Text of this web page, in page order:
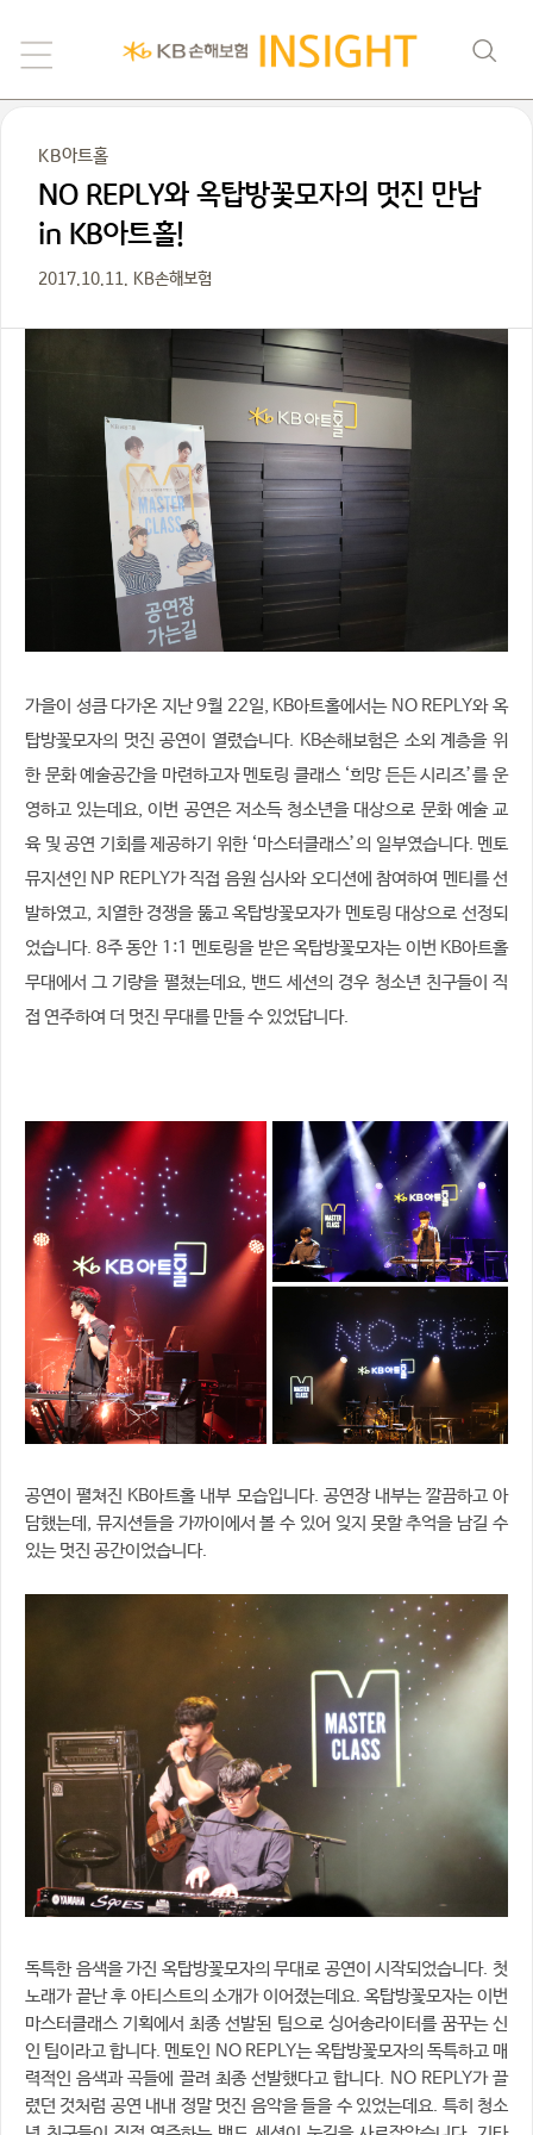
KB아트홀
NO REPLY와 옥탑방꽃모자의 멋진 만남
in KB아트홀!
2017.10.11. KB손해보험
가을이 성큼 다가온 지난 9월 22일, KB아트홀에서는 NO REPLY와 옥
탑방꽃모자의 멋진 공연이 열렸습니다. KB손해보험은 소외 계층을 위
한 문화 예술공간을 마련하고자 멘토링 클래스 ‘희망 든든 시리즈’를 운
영하고 있는데요, 이번 공연은 저소득 청소년을 대상으로 문화 예술 교
육 및 공연 기회를 제공하기 위한 ‘마스터클래스’의 일부였습니다. 멘토
뮤지션인 NP REPLY가 직접 음원 심사와 오디션에 참여하여 멘티를 선
발하였고, 치열한 경쟁을 뚫고 옥탑방꽃모자가 멘토링 대상으로 선정되
었습니다. 8주 동안 1:1 멘토링을 받은 옥탑방꽃모자는 이번 KB아트홀
무대에서 그 기량을 펼쳤는데요, 밴드 세션의 경우 청소년 친구들이 직
접 연주하여 더 멋진 무대를 만들 수 있었답니다.
공연이 펼쳐진 KB아트홀 내부 모습입니다. 공연장 내부는 깔끔하고 아
담했는데, 뮤지션들을 가까이에서 볼 수 있어 잊지 못할 추억을 남길 수
있는 멋진 공간이었습니다.
독특한 음색을 가진 옥탑방꽃모자의 무대로 공연이 시작되었습니다. 첫
노래가 끝난 후 아티스트의 소개가 이어졌는데요. 옥탑방꽃모자는 이번
마스터클래스 기획에서 최종 선발된 팀으로 싱어송라이터를 꿈꾸는 신
인 팀이라고 합니다. 멘토인 NO REPLY는 옥탑방꽃모자의 독특하고 매
력적인 음색과 곡들에 끌려 최종 선발했다고 합니다. NO REPLY가 끌
렸던 것처럼 공연 내내 정말 멋진 음악을 들을 수 있었는데요. 특히 청소